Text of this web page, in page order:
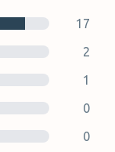
17
2
1
0
0